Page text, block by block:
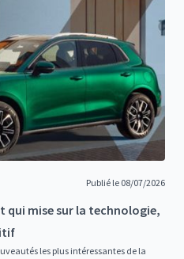
Publié le 08/07/2026
qui mise sur la technologie,
les plus intéressantes de la